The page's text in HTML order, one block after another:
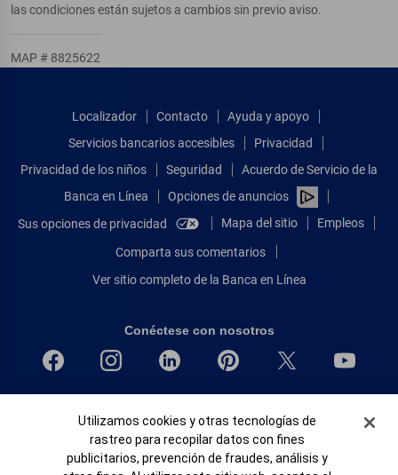
las condiciones están sujetos a cambios sin previo aviso.
MAP # 8825622
Localizador Contacto
Ayuda y apoyo
Servicios bancarios accesibles
Privacidad
Privacidad de los niños
Seguridad
Acuerdo de Servicio de la
Banca en Línea
Opciones de anuncios
Sus opciones de privacidad
Mapa del sitio Empleos
Comparta sus comentarios
Ver sitio completo de la Banca en Línea
Conéctese con nosotros
Igualdad de oportunidades en préstamos para viviendas
© 2026 Bank of America Corporation.
Todos Los Derechos Reservados.
Banner de Cookies
Utilizamos cookies y otras tecnologías de
rastreo para recopilar datos con fines
publicitarios, prevención de fraudes, análisis y